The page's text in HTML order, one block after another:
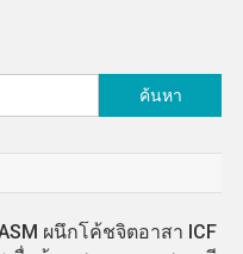
สำหรับ:
ผนึกโค้ชจิตอาสา ICF